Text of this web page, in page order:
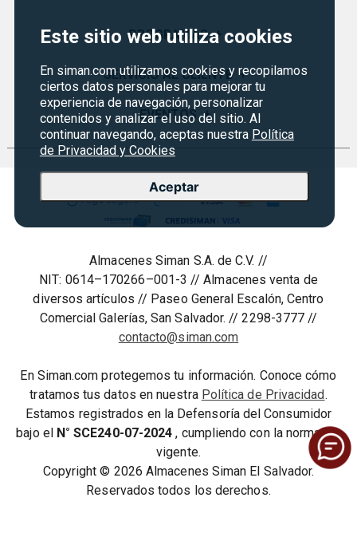
Este sitio web utiliza cookies
En siman.com utilizamos cookies y recopilamos
ciertos datos personales para mejorar tu
experiencia de navegación, personalizar
contenidos y analizar el uso del sitio. Al
continuar navegando, aceptas nuestra Política
de Privacidad y Cookies
Aceptar
Quiénes Somos
Historia
Sucursales
Servicios
PROGRAMAS +
Certificados de Regalo
Garantías
Siman PRO
Credisiman
Marketplace
Vende en Marketplace
SERVICIO AL CLIENTE +
Preguntas Frecuentes
Política de devoluciones y garantias
Seguridad del sitio
Política de Privacidad
Derecho de Retracto
Condiciones de uso
Términos y condiciones
EVENTOS +
Regreso a clases
Rebajas
Cyber Monday
Agosto es diversión
Almacenes Siman S.A. de C.V. //
NIT: 0614–170266–001-3 // Almacenes venta de
diversos artículos // Paseo General Escalón, Centro
Comercial Galerías, San Salvador. // 2298-3777 //
contacto@siman.com
En Siman.com protegemos tu información. Conoce cómo
tratamos tus datos en nuestra Política de Privacidad.
Estamos registrados en la Defensoría del Consumidor
bajo el N° SCE240-07-2024 , cumpliendo con la normativa
vigente.
Copyright © 2026 Almacenes Siman El Salvador.
Reservados todos los derechos.